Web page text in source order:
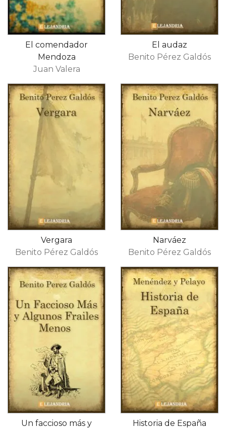
El comendador
Mendoza
Juan Valera
El audaz
Benito Pérez Galdós
Vergara
Benito Pérez Galdós
Narváez
Benito Pérez Galdós
Un faccioso más y
Historia de España